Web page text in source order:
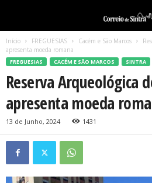
Início FREGUESIAS Cacém e São Marcos
apresenta moeda romana
FREGUESIAS CACÉM E SÃO MARCOS SINTRA
Reserva Arqueológica
apresenta moeda
13 de Junho, 2024 1431